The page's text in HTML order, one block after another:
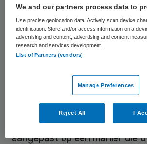
jeugdbescherming haar
opdracht niet uitvoeren”,
Janssen namens de
gecertificeerde instellingen.
Aanpassing
Het programma liep al vijf jaar,
overheid heeft de aanpak
aangepast op een manier die
We and our partners process data to
Use precise geolocation data. Actively scan device
identification. Store and/or access information on a
advertising and content, advertising and content
research and services development.
List of Partners (vendors)
Manage Preferences
Reject All I